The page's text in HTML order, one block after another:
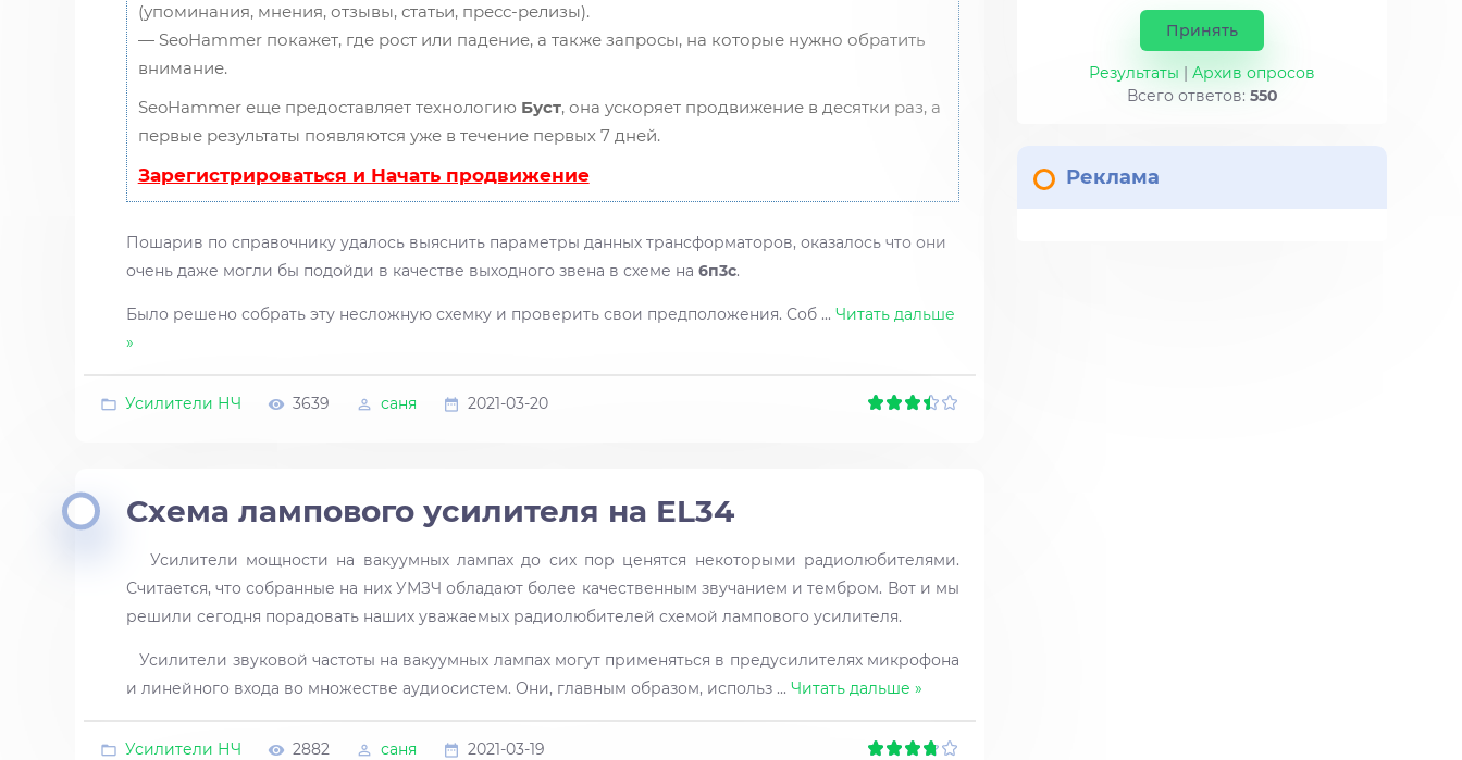
(упоминания, мнения, отзывы, статьи, пресс-релизы).
— SeoHammer покажет, где рост или падение, а также запросы, на которые нужно обратить
внимание.
SeoHammer еще предоставляет технологию Буст, она ускоряет продвижение в десятки раз, а
первые результаты появляются уже в течение первых 7 дней.
Зарегистрироваться и Начать продвижение
Пошарив по справочнику удалось выяснить параметры данных трансформаторов, оказалось что они
очень даже могли бы подойди в качестве выходного звена в схеме на 6п3с.
Было решено собрать эту несложную схемку и проверить свои предположения. Соб ... Читать дальше
»
Усилители НЧ 3639 саня 2021-03-20
Схема лампового усилителя на EL34
Усилители мощности на вакуумных лампах до сих пор ценятся некоторыми радиолюбителями.
Считается, что собранные на них УМЗЧ обладают более качественным звучанием и тембром. Вот и мы
решили сегодня порадовать наших уважаемых радиолюбителей схемой лампового усилителя.
Усилители звуковой частоты на вакуумных лампах могут применяться в предусилителях микрофона
и линейного входа во множестве аудиосистем. Они, главным образом, использ ... Читать дальше »
Усилители НЧ 2882 саня 2021-03-19
Результаты
Архив опросов
Всего ответов: 550
Реклама